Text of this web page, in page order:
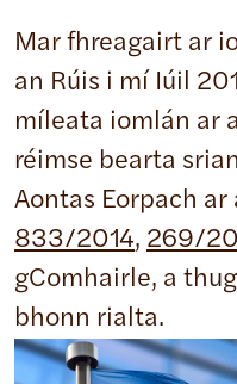
Mar fhreagairt ar
an Rúis i mí Iúil
míleata iomlán ar
réimse bearta
Aontas Eorpach ar
833/2014, 269/
gComhairle, a
bhonn rialta.